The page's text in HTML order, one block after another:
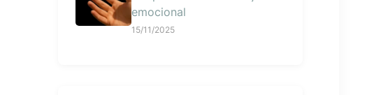
emocional
15/11/2025